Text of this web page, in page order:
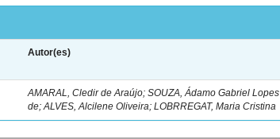
Autor(es)
AMARAL, Cledir de Araújo; SOUZA, Ádamo Gabriel Lopes
de; ALVES, Alcilene Oliveira; LOBRREGAT, Maria Cristina